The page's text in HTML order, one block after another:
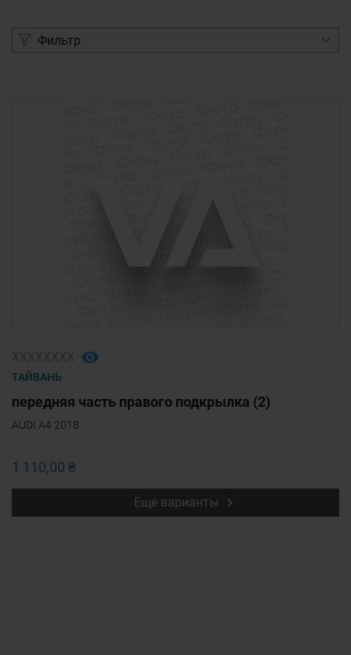
Фильтр
ТАЙВАНЬ
передняя часть правого подкрылка (2)
AUDI A4 2018
1 110,00 ₴
Еще варианты